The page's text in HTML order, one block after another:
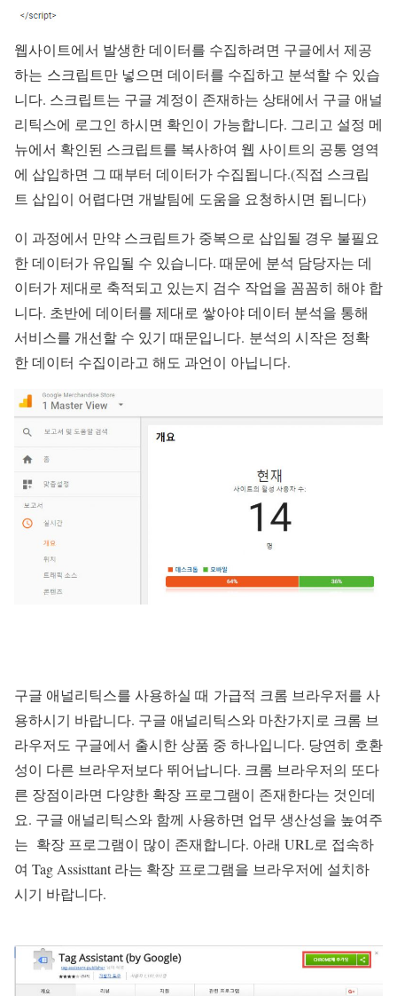
웹사이트에서 발생한 데이터를 수집하려면 구글에서 제공
하는 스크립트만 넣으면 데이터를 수집하고 분석할 수 있습
니다. 스크립트는 구글 계정이 존재하는 상태에서 구글 애널
리틱스에 로그인 하시면 확인이 가능합니다. 그리고 설정 메
뉴에서 확인된 스크립트를 복사하여 웹 사이트의 공통 영역
에 삽입하면 그 때부터 데이터가 수집됩니다.(직접 스크립
트 삽입이 어렵다면 개발팀에 도움을 요청하시면 됩니다)
이 과정에서 만약 스크립트가 중복으로 삽입될 경우 불필요
한 데이터가 유입될 수 있습니다. 때문에 분석 담당자는 데
이터가 제대로 축적되고 있는지 검수 작업을 꼼꼼히 해야 합
니다. 초반에 데이터를 제대로 쌓아야 데이터 분석을 통해
서비스를 개선할 수 있기 때문입니다. 분석의 시작은 정확
한 데이터 수집이라고 해도 과언이 아닙니다.
구글 애널리틱스를 사용하실 때 가급적 크롬 브라우저를 사
용하시기 바랍니다. 구글 애널리틱스와 마찬가지로 크롬 브
라우저도 구글에서 출시한 상품 중 하나입니다. 당연히 호환
성이 다른 브라우저보다 뛰어납니다. 크롬 브라우저의 또다
른 장점이라면 다양한 확장 프로그램이 존재한다는 것인데
요. 구글 애널리틱스와 함께 사용하면 업무 생산성을 높여주
는 확장 프로그램이 많이 존재합니다. 아래 URL로 접속하
여 Tag Assisttant 라는 확장 프로그램을 브라우저에 설치하
시기 바랍니다.